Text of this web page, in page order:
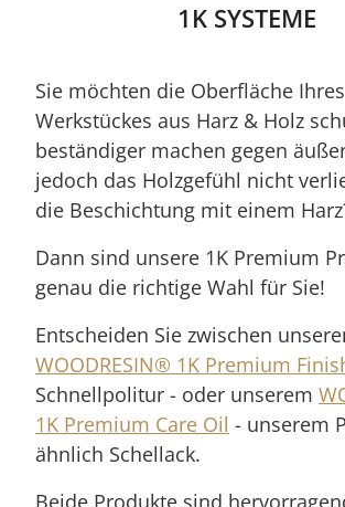
1K SYSTEME
Sie möchten die Oberfläche Ihres
Werkstückes aus Harz & Holz
beständiger machen gegen
jedoch das Holzgefühl nicht
die Beschichtung mit einem
Dann sind unsere 1K Premium
genau die richtige Wahl für Sie!
Entscheiden Sie zwischen
WOODRESIN® 1K Premium
Schnellpolitur - oder unserem
1K Premium Care Oil - unserem
ähnlich Schellack.
Beide Produkte sind